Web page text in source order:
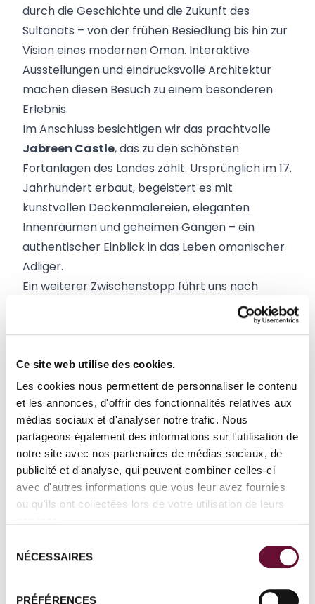
Ce site web utilise des cookies.
Les cookies nous permettent de personnaliser le contenu
et les annonces, d'offrir des fonctionnalités relatives aux
médias sociaux et d'analyser notre trafic. Nous
partageons également des informations sur l'utilisation de
notre site avec nos partenaires de médias sociaux, de
publicité et d'analyse, qui peuvent combiner celles-ci
avec d'autres informations que vous leur avez fournies
ou qu'ils ont collectées lors de votre utilisation de leurs
NÉCESSAIRES
PRÉFÉRENCES
durch die Geschichte und die Zukunft des
Sultanats – von der frühen Besiedlung bis hin zur
Vision eines modernen Oman. Interaktive
Ausstellungen und eindrucksvolle Architektur
machen diesen Besuch zu einem besonderen
Erlebnis.
Im Anschluss besichtigen wir das prachtvolle
Jabreen Castle, das zu den schönsten
Fortanlagen des Landes zählt. Ursprünglich im 17.
Jahrhundert erbaut, begeistert es mit
kunstvollen Deckenmalereien, eleganten
Innenräumen und geheimen Gängen – ein
authentischer Einblick in das Leben omanischer
Adliger.
Ein weiterer Zwischenstopp führt uns nach
, bekannt für sein traditionelles Handwerk.
In einer lokalen Töpferei erleben wir hautnah,
jahrhundertealter Technik geformt werden – ein
lebendiges Kulturerbe Omans.
Bevor wir unser Tagesziel erreichen, halten wir in
der üppigen OaseBirkat Al Mauz, malerisch
gelegen am Fuße des Gebirges. Die Region ist
bekannt für das traditionelle
Falaj -
Bewässerungssystem, das zum UNESCO-
Weltkulturerbe zählt.
, das „grüne Juwel Omans“. Auf
über 2.000 Metern Höhe erwartet uns ein
Bergkulisse.